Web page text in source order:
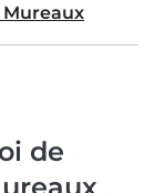
Mureaux
de